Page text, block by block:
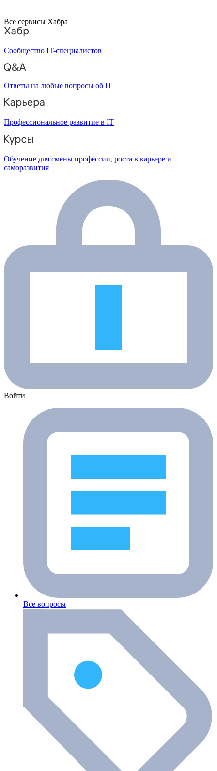
Все сервисы Хабра
Сообщество IT-специалистов
Ответы на любые вопросы об IT
Профессиональное развитие в IT
Обучение для смены профессии, роста в карьере и
саморазвития
Войти
Все вопросы